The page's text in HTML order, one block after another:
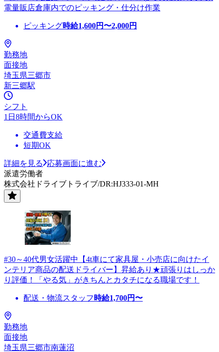
電量販店倉庫内でのピッキング・仕分け作業
ピッキング時給1,600円〜2,000円
勤務地
面接地
埼玉県三郷市
新三郷駅
シフト
1日8時間からOK
交通費支給
短期OK
詳細を見る
応募画面に進む
派遣労働者
株式会社ドライブトライブ/DR:HJ333-01-MH
#30～40代男女活躍中【4t車にて家具屋・小売店に向けたイ
ンテリア商品の配送ドライバー】昇給あり★頑張りはしっか
り評価！「やる気」がきちんとカタチになる職場です！
配送・物流スタッフ 時給1,700円〜
勤務地
面接地
埼玉県三郷市南蓮沼